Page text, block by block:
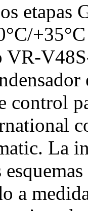
VR-
control
La
a